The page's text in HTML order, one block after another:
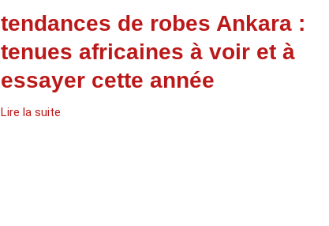
tendances de robes Ankara :
tenues africaines à voir et à
essayer cette année
Lire la suite